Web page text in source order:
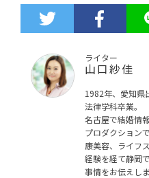
ライター
山口紗佳
1982年、愛知県
法律学科卒業。
名古屋で結婚情
プロダクション
康美容、ライフ
経験を経て静岡
事情をお伝えしま